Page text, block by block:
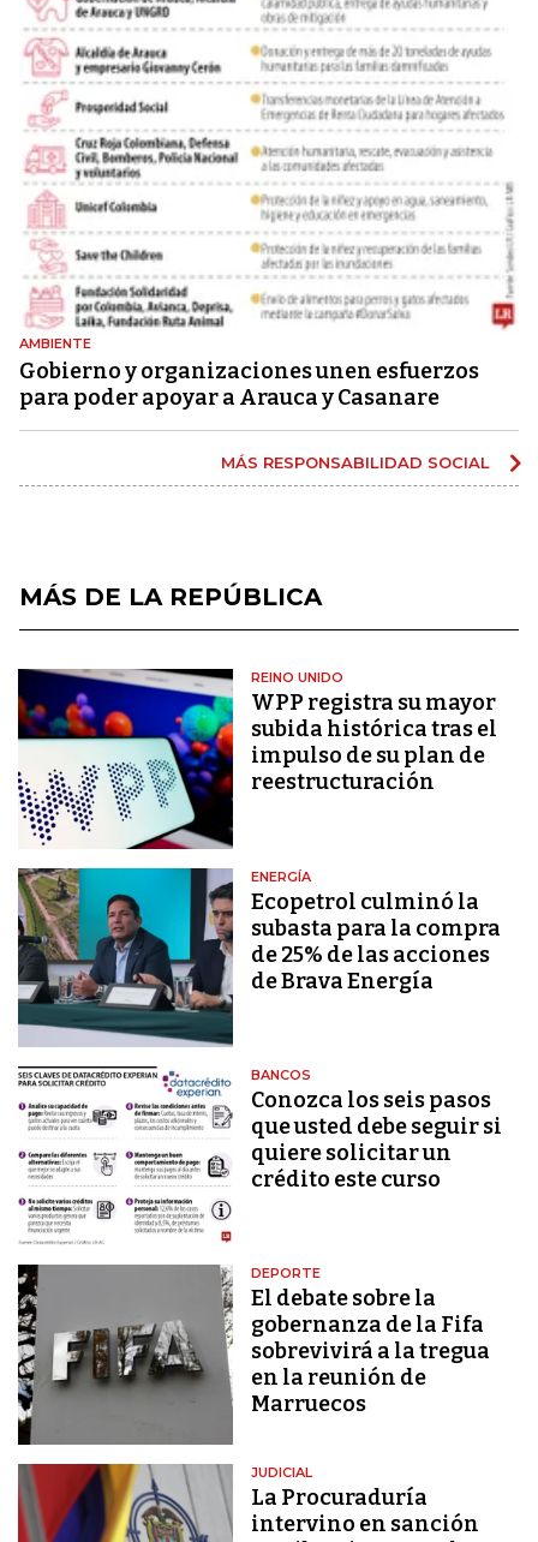
AMBIENTE
Gobierno y organizaciones unen esfuerzos
para poder apoyar a Arauca y Casanare
MÁS RESPONSABILIDAD SOCIAL
MÁS DE LA REPÚBLICA
REINO UNIDO
WPP registra su mayor
subida histórica tras el
impulso de su plan de
reestructuración
ENERGÍA
Ecopetrol culminó la
subasta para la compra
de 25% de las acciones
de Brava Energía
BANCOS
Conozca los seis pasos
que usted debe seguir si
quiere solicitar un
crédito este curso
DEPORTE
El debate sobre la
gobernanza de la Fifa
sobrevivirá a la tregua
en la reunión de
Marruecos
JUDICIAL
La Procuraduría
intervino en sanción